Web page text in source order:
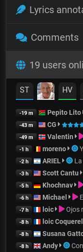
Lyrics
Comments
19 users
ST HV
-19 m Pepito Lito
-43 m CG
-49 m Valentin
-1 h moreno
-2 h ARIEL
-3 h Scott Cantu
-5 h Khochnav
-6 h Michael
-7 h loic Ojos
-8 h loic Coquerel
-8 h Susana
-8 h Andy